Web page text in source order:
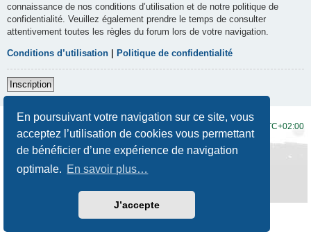
En poursuivant votre navigation sur ce site, vous
acceptez l’utilisation de cookies vous permettant
de bénéficier d’une expérience de navigation
optimale. En savoir plus…
J’accepte
connaissance de nos conditions d’utilisation et de notre politique de
confidentialité. Veuillez également prendre le temps de consulter
attentivement toutes les règles du forum lors de votre navigation.
Conditions d’utilisation Politique de confidentialité
Inscription
UTC+02:00
Développé par phpBB® Forum Software © phpBB Limited
Traduction française officielle
Prosilver New Edition
Confidentialité|Conditions